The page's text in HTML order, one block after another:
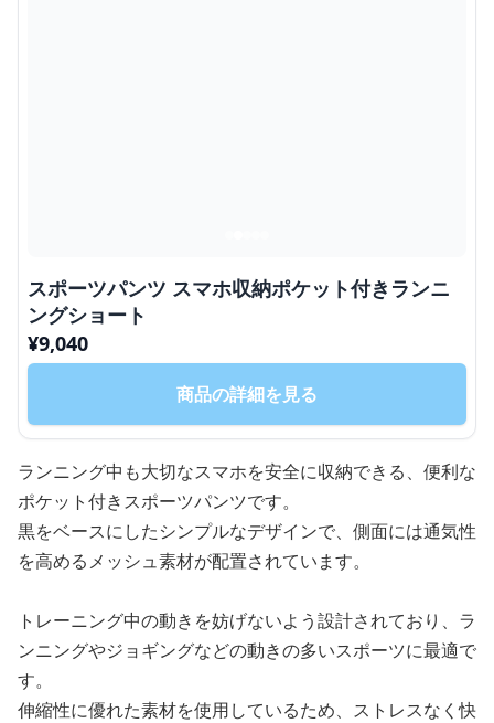
スポーツパンツ スマホ収納ポケット付きランニ
ングショート
¥9,040
商品の詳細を見る
ランニング中も大切なスマホを安全に収納できる、便利な
ポケット付きスポーツパンツです。
黒をベースにしたシンプルなデザインで、側面には通気性
を高めるメッシュ素材が配置されています。
トレーニング中の動きを妨げないよう設計されており、ラ
ンニングやジョギングなどの動きの多いスポーツに最適で
す。
伸縮性に優れた素材を使用しているため、ストレスなく快